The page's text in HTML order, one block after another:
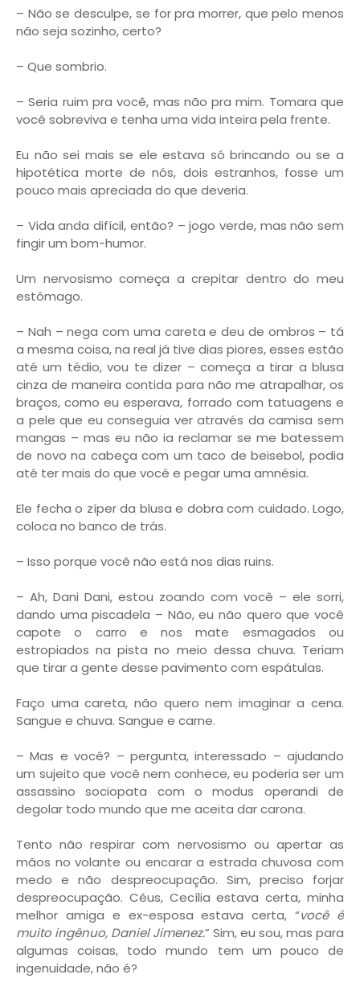
– Não se desculpe, se for pra morrer, que pelo menos
não seja sozinho, certo?
– Que sombrio.
– Seria ruim pra você, mas não pra mim. Tomara que
você sobreviva e tenha uma vida inteira pela frente.
Eu não sei mais se ele estava só brincando ou se a
hipotética morte de nós, dois estranhos, fosse um
pouco mais apreciada do que deveria.
– Vida anda difícil, então? – jogo verde, mas não sem
fingir um bom-humor.
Um nervosismo começa a crepitar dentro do meu
estômago.
– Nah – nega com uma careta e deu de ombros – tá
a mesma coisa, na real já tive dias piores, esses estão
até um tédio, vou te dizer – começa a tirar a blusa
cinza de maneira contida para não me atrapalhar, os
braços, como eu esperava, forrado com tatuagens e
a pele que eu conseguia ver através da camisa sem
mangas – mas eu não ia reclamar se me batessem
de novo na cabeça com um taco de beisebol, podia
até ter mais do que você e pegar uma amnésia.
Ele fecha o zíper da blusa e dobra com cuidado. Logo,
coloca no banco de trás.
– Isso porque você não está nos dias ruins.
– Ah, Dani Dani, estou zoando com você – ele sorri,
dando uma piscadela – Não, eu não quero que você
capote o carro e nos mate esmagados ou
estropiados na pista no meio dessa chuva. Teriam
que tirar a gente desse pavimento com espátulas.
Faço uma careta, não quero nem imaginar a cena.
Sangue e chuva. Sangue e carne.
– Mas e você? – pergunta, interessado – ajudando
um sujeito que você nem conhece, eu poderia ser um
assassino sociopata com o modus operandi de
degolar todo mundo que me aceita dar carona.
Tento não respirar com nervosismo ou apertar as
mãos no volante ou encarar a estrada chuvosa com
medo e não despreocupação. Sim, preciso forjar
despreocupação. Céus, Cecília estava certa, minha
melhor amiga e ex-esposa estava certa, “você é
muito ingênuo, Daniel Jimenez.” Sim, eu sou, mas para
algumas coisas, todo mundo tem um pouco de
ingenuidade, não é?